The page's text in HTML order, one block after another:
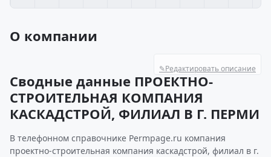
О компании
✎Редактировать описание
Сводные данные ПРОЕКТНО-
СТРОИТЕЛЬНАЯ КОМПАНИЯ
КАСКАДСТРОЙ, ФИЛИАЛ В Г. ПЕРМИ
В телефонном справочнике Permpage.ru компания
проектно-строительная компания каскадстрой, филиал в г.